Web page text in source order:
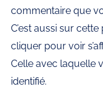
commentaire que
C’est aussi sur
cliquer pour voir
Celle avec laquelle
identifié.